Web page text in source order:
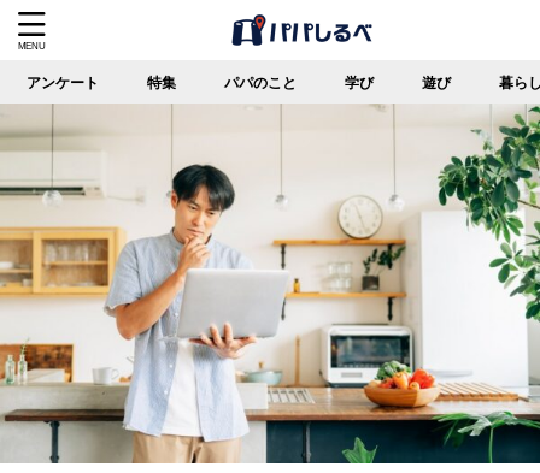
アンケート 特集 パパのこと 学び 遊び 暮ら